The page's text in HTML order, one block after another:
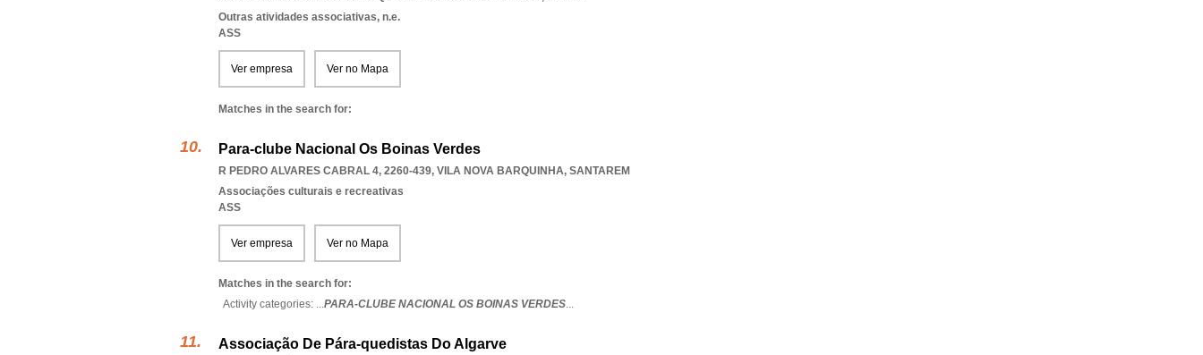
Outras atividades associativas, n.e.
ASS
Ver empresa Ver no Mapa
Matches in the search for:
Para-clube Nacional Os Boinas Verdes
R PEDRO ALVARES CABRAL 4, 2260-439, VILA NOVA BARQUINHA, SANTAREM
Associações culturais e recreativas
ASS
Ver empresa Ver no Mapa
Matches in the search for:
Activity categories: ...PARA-CLUBE NACIONAL OS BOINAS VERDES...
Associação De Pára-quedistas Do Algarve